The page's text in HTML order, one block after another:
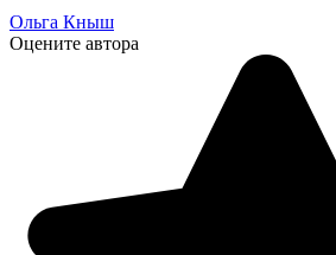
Ольга Кныш
Оцените автора